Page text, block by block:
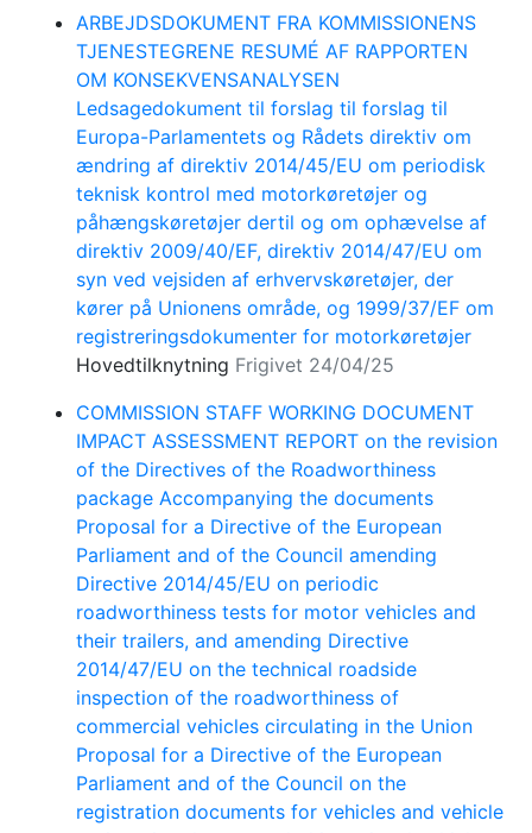
ARBEJDSDOKUMENT FRA KOMMISSIONENS
TJENESTEGRENE RESUMÉ AF RAPPORTEN
OM KONSEKVENSANALYSEN
Ledsagedokument til forslag til forslag til
Europa-Parlamentets og Rådets direktiv om
ændring af direktiv 2014/45/EU om periodisk
teknisk kontrol med motorkøretøjer og
påhængskøretøjer dertil og om ophævelse af
direktiv 2009/40/EF, direktiv 2014/47/EU om
syn ved vejsiden af erhvervskøretøjer, der
kører på Unionens område, og 1999/37/EF om
registreringsdokumenter for motorkøretøjer
Hovedtilknytning Frigivet 24/04/25
COMMISSION STAFF WORKING DOCUMENT
IMPACT ASSESSMENT REPORT on the revision
of the Directives of the Roadworthiness
package Accompanying the documents
Proposal for a Directive of the European
Parliament and of the Council amending
Directive 2014/45/EU on periodic
roadworthiness tests for motor vehicles and
their trailers, and amending Directive
2014/47/EU on the technical roadside
inspection of the roadworthiness of
commercial vehicles circulating in the Union
Proposal for a Directive of the European
Parliament and of the Council on the
registration documents for vehicles and vehicle